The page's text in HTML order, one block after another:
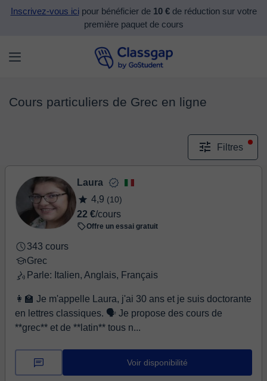
Inscrivez-vous icipour bénéficier de 10 €de réduction sur votre
première paquet de cours
Cours particuliers de Grec en ligne
Filtres
Laura
4,9 (10)
22 €/cours
Offre un essai gratuit
343 cours
Grec
Parle: Italien, Anglais, Français
👩‍🏫 Je m'appelle Laura, j'ai 30 ans et je suis doctorante
en lettres classiques. 🗣️ Je propose des cours de
**grec** et de **latin** tous n...
Voir disponibilité